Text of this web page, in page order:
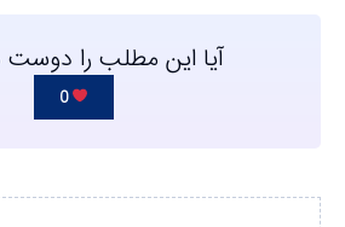
آیا این مطلب را دوست
0